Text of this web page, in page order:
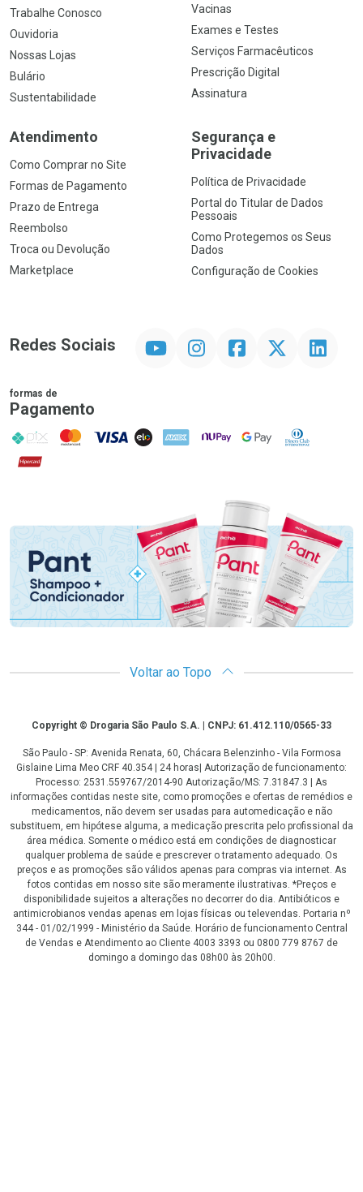
Trabalhe Conosco
Ouvidoria
Nossas Lojas
Bulário
Sustentabilidade
Vacinas
Exames e Testes
Serviços Farmacêuticos
Prescrição Digital
Assinatura
Atendimento
Como Comprar no Site
Formas de Pagamento
Prazo de Entrega
Reembolso
Troca ou Devolução
Marketplace
Segurança e
Privacidade
Política de Privacidade
Portal do Titular de Dados
Pessoais
Como Protegemos os Seus
Dados
Configuração de Cookies
Redes Sociais InstagramFacebookTwitter Linkedin
formas de
Pagamento
PIX MasterCard
VISA ELO AMEX NuPay Google PayDiners Club
Hipercard
Promoção em Destaque
Voltar ao Topo
CopyrightCopyright © Drogaria São Paulo S.A. | CNPJ: 61.412.110/0565-33
São Paulo - SP: Avenida Renata, 60, Chácara Belenzinho - Vila Formosa
Gislaine Lima Meo CRF 40.354 | 24 horas| Autorização de funcionamento:
Processo: 2531.559767/2014-90 Autorização/MS: 7.31847.3 | As
informações contidas neste site, como promoções e ofertas de remédios e
medicamentos, não devem ser usadas para automedicação e não
substituem, em hipótese alguma, a medicação prescrita pelo profissional da
área médica. Somente o médico está em condições de diagnosticar
qualquer problema de saúde e prescrever o tratamento adequado. Os
preços e as promoções são válidos apenas para compras via internet. As
fotos contidas em nosso site são meramente ilustrativas. *Preços e
disponibilidade sujeitos a alterações no decorrer do dia. Antibióticos e
antimicrobianos vendas apenas em lojas físicas ou televendas. Portaria nº
344 - 01/02/1999 - Ministério da Saúde. Horário de funcionamento Central
de Vendas e Atendimento ao Cliente 4003 3393 ou 0800 779 8767 de
domingo a domingo das 08h00 às 20h00.